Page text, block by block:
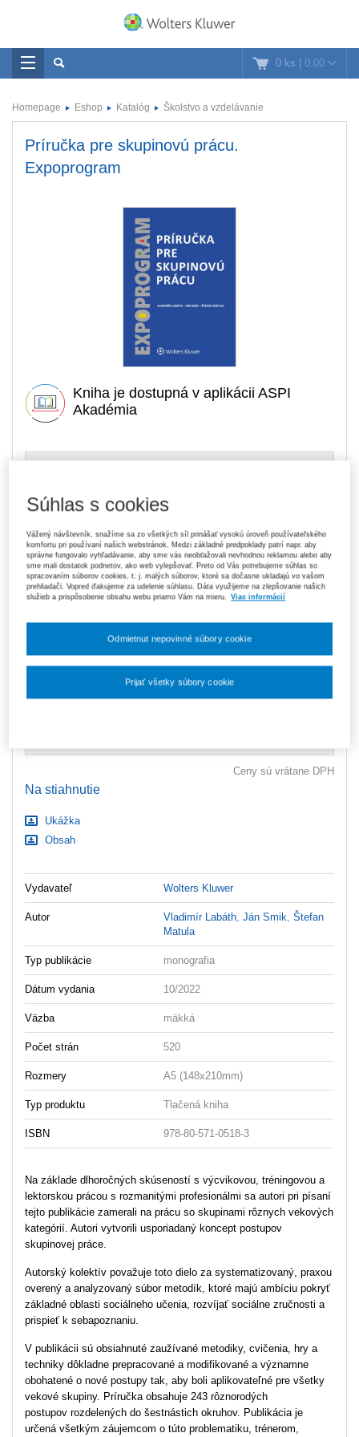
0 ks | 0,00
Homepage Eshop Katalóg Školstvo a vzdelávanie
Príručka pre skupinovú prácu.
Expoprogram
Kniha je dostupná v aplikácii ASPI
Akadémia
V predaji
E-kniha je dostupná výhradne prostredníctvom aplikácie ASPI
Akadémia.
Čo je ASPI Akadémia?
189,00 €
Predplatné 12 mesiacov ASPI Akadémia
Čo je ASPI Akadémia?
Upozorňujeme, že v období od 1. 8. do 21. 8. z technických
dôvodov nemôžeme vystavovať daňové doklady. Budú vám
zaslané dodatočne e‑mailom.
Ceny sú vrátane DPH
Na stiahnutie
Ukážka
Obsah
Vydavateľ Wolters Kluwer
Autor Vladimír Labáth ,Ján Smik ,Štefan
Matula
Typ publikácie monografia
Dátum vydania 10/2022
Väzba mäkká
Počet strán 520
Rozmery A5 (148x210mm)
Typ produktu Tlačená kniha
ISBN 978-80-571-0518-3
Na základe dlhoročných skúseností s výcvikovou, tréningovou a
lektorskou prácou s rozmanitými profesionálmi sa autori pri písaní
tejto publikácie zamerali na prácu so skupinami rôznych vekových
kategórií. Autori vytvorili usporiadaný koncept postupov
skupinovej práce.
Autorský kolektív považuje toto dielo za systematizovaný, praxou
overený a analyzovaný súbor metodík, ktoré majú ambíciu pokryť
základné oblasti sociálneho učenia, rozvíjať sociálne zručnosti a
prispieť k sebapoznaniu.
V publikácii sú obsiahnuté zaužívané metodiky, cvičenia, hry a
techniky dôkladne prepracované a modifikované a významne
obohatené o nové postupy tak, aby boli aplikovateľné pre všetky
vekové skupiny. Príručka obsahuje 243 rôznorodých
postupov rozdelených do šestnástich okruhov. Publikácia je
určená všetkým záujemcom o túto problematiku, trénerom,
Súhlas s cookies
Vážený návštevník, snažíme sa zo všetkých síl prinášať vysokú úroveň používateľského
komfortu pri používaní našich webstránok. Medzi základné predpoklady patrí napr. aby
správne fungovalo vyhľadávanie, aby sme vás neobťažovali nevhodnou reklamou alebo aby
sme mali dostatok podnetov, ako web vylepšovať. Preto od Vás potrebujeme súhlas so
spracovaním súborov cookies, t. j. malých súborov, ktoré sa dočasne ukladajú vo vašom
prehliadači. Vopred ďakujeme za udelenie súhlasu. Dáta využijeme na zlepšovanie našich
služieb a prispôsobenie obsahu webu priamo Vám na mieru.
Viac informácií
Odmietnut nepovinné súbory cookie
Prijať všetky súbory cookie